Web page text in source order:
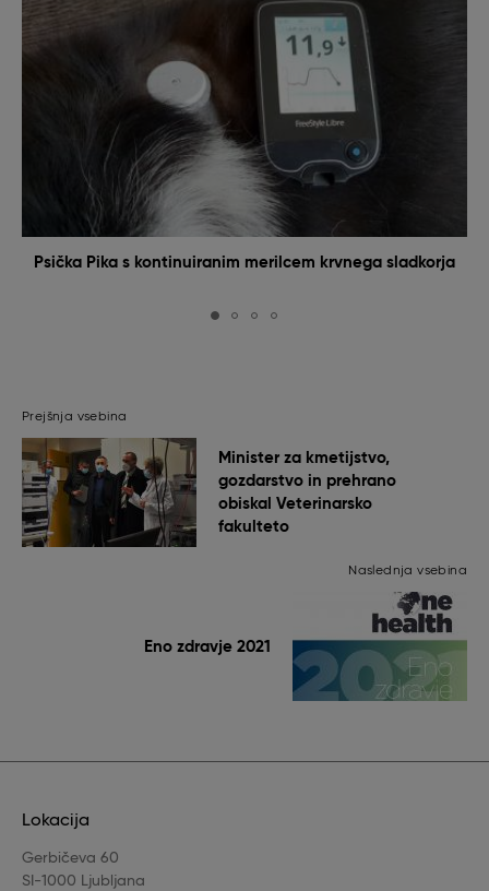
Psička Pika s kontinuiranim merilcem krvnega sladkorja
Prejšnja vsebina
Minister za kmetijstvo,
gozdarstvo in prehrano
obiskal Veterinarsko
fakulteto
Naslednja vsebina
Eno zdravje 2021
Lokacija
Gerbičeva 60
SI-1000 Ljubljana